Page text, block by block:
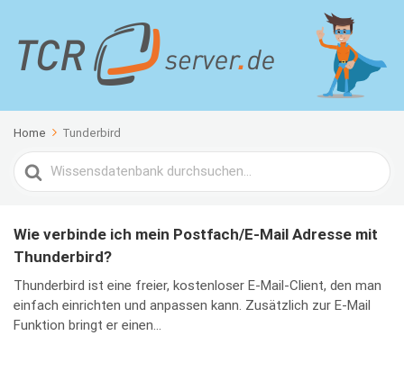
Home Tunderbird
Search
For
Wie verbinde ich mein Postfach/E-Mail Adresse mit
Thunderbird?
Thunderbird ist eine freier, kostenloser E-Mail-Client, den man
einfach einrichten und anpassen kann. Zusätzlich zur E-Mail
Funktion bringt er einen...